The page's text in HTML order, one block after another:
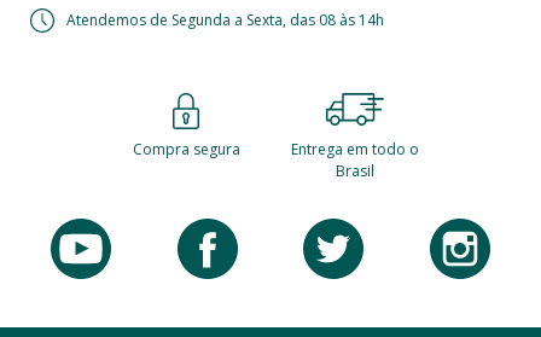
Atendemos de Segunda a Sexta, das 08 às 14h
Compra segura
Entrega em todo o
Brasil